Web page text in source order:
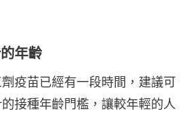
年齡
疫苗已經有一段時間，建議可
接種年齡門檻，讓較年輕的人